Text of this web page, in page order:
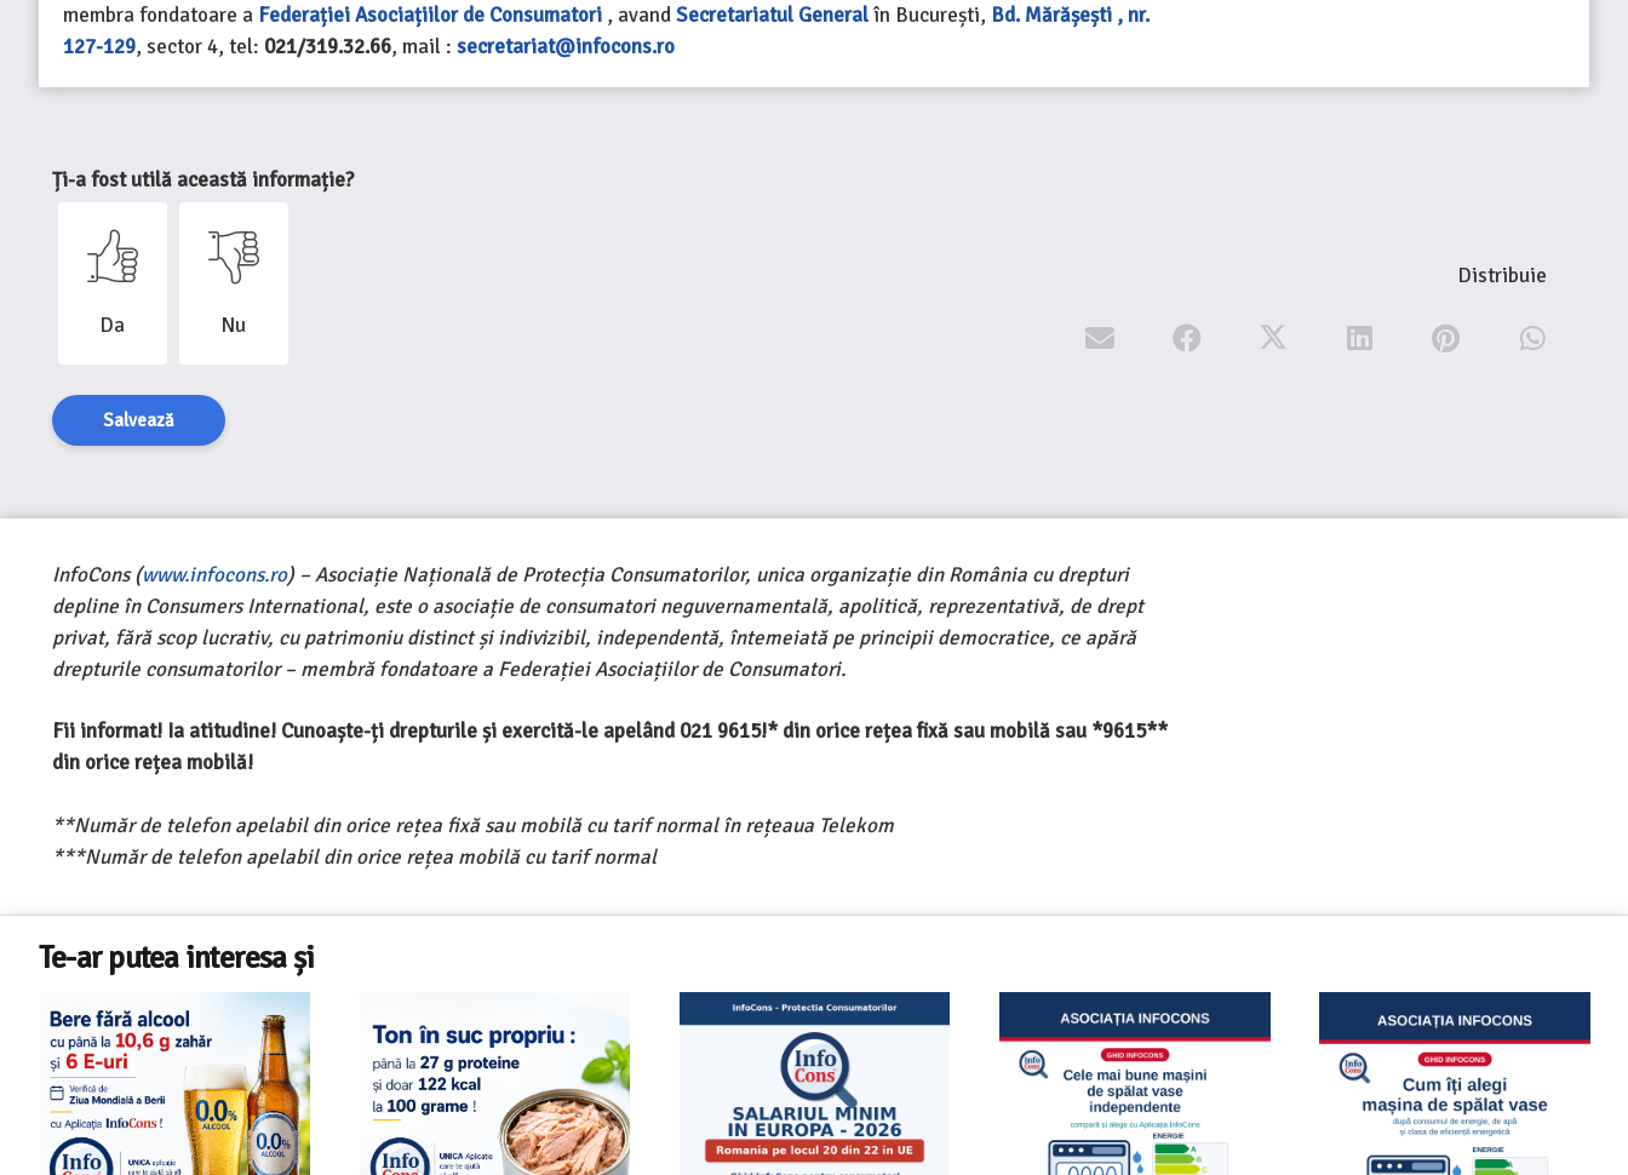
membra fondatoare a Federației Asociațiilor de Consumatori , avandSecretariatul Generalîn București, Bd. Mărășești , nr.
127-129, sector 4, tel: 021/319.32.66, mail : secretariat@infocons.ro
Ți-a fost utilă această informație?
Da Nu
Salvează
Distribuie
InfoCons (www.infocons.ro) – Asociație Națională de Protecția Consumatorilor, unica organizație din România cu drepturi
depline în Consumers International, este o asociație de consumatori neguvernamentală, apolitică, reprezentativă, de drept
privat, fără scop lucrativ, cu patrimoniu distinct și indivizibil, independentă, întemeiată pe principii democratice, ce apără
drepturile consumatorilor – membră fondatoare a Federației Asociațiilor de Consumatori.
Fii informat! Ia atitudine! Cunoaște-ți drepturile și exercită-le apelând 021 9615!* din orice rețea fixă sau mobilă sau *9615**
din orice rețea mobilă!
**Număr de telefon apelabil din orice rețea fixă sau mobilă cu tarif normal în rețeaua Telekom
***Număr de telefon apelabil din orice rețea mobilă cu tarif normal
Te-ar putea interesa și